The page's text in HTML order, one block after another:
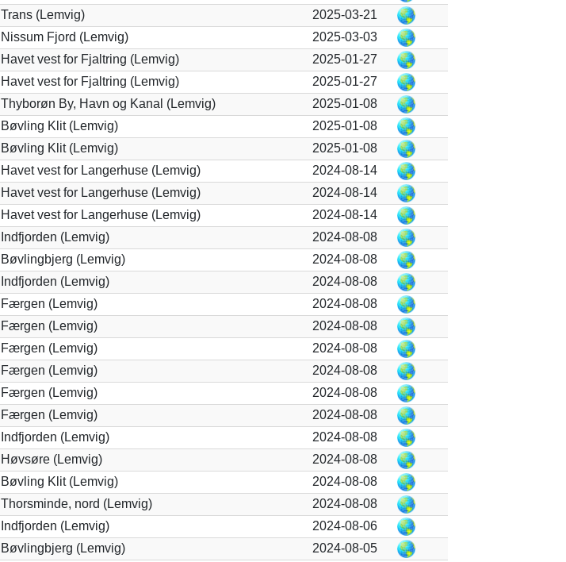
Trans (Lemvig)
2025-03-21
Nissum Fjord (Lemvig)
2025-03-03
Havet vest for Fjaltring (Lemvig)
2025-01-27
Havet vest for Fjaltring (Lemvig)
2025-01-27
Thyborøn By, Havn og Kanal (Lemvig)
2025-01-08
Bøvling Klit (Lemvig)
2025-01-08
Bøvling Klit (Lemvig)
2025-01-08
Havet vest for Langerhuse (Lemvig)
2024-08-14
Havet vest for Langerhuse (Lemvig)
2024-08-14
Havet vest for Langerhuse (Lemvig)
2024-08-14
Indfjorden (Lemvig)
2024-08-08
Bøvlingbjerg (Lemvig)
2024-08-08
Indfjorden (Lemvig)
2024-08-08
Færgen (Lemvig)
2024-08-08
Færgen (Lemvig)
2024-08-08
Færgen (Lemvig)
2024-08-08
Færgen (Lemvig)
2024-08-08
Færgen (Lemvig)
2024-08-08
Færgen (Lemvig)
2024-08-08
Indfjorden (Lemvig)
2024-08-08
Høvsøre (Lemvig)
2024-08-08
Bøvling Klit (Lemvig)
2024-08-08
Thorsminde, nord (Lemvig)
2024-08-08
Indfjorden (Lemvig)
2024-08-06
Bøvlingbjerg (Lemvig)
2024-08-05